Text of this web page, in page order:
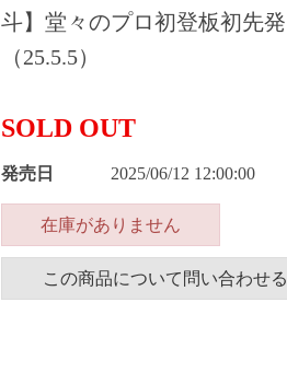
斗】堂々のプロ初登板初先発
（25.5.5）
SOLD OUT
発売日 2025/06/12 12:00:00
在庫がありません
この商品について問い合わせる